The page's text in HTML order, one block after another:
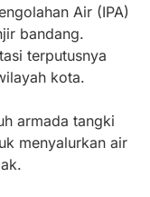
Air (IPA)
bandang.
terputusnya
kota.
armada tangki
menyalurkan air